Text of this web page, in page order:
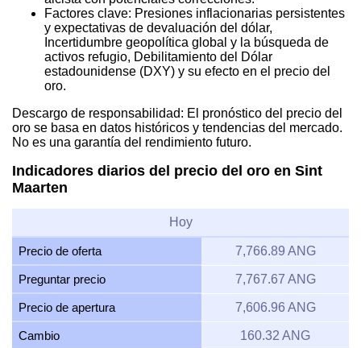
Factores clave: Presiones inflacionarias persistentes
y expectativas de devaluación del dólar,
Incertidumbre geopolítica global y la búsqueda de
activos refugio, Debilitamiento del Dólar
estadounidense (DXY) y su efecto en el precio del
oro.
Descargo de responsabilidad: El pronóstico del precio del
oro se basa en datos históricos y tendencias del mercado.
No es una garantía del rendimiento futuro.
Indicadores diarios del precio del oro en Sint
Maarten
Hoy
Precio de oferta 7,766.89 ANG
Preguntar precio 7,767.67 ANG
Precio de apertura 7,606.96 ANG
Cambio 160.32 ANG